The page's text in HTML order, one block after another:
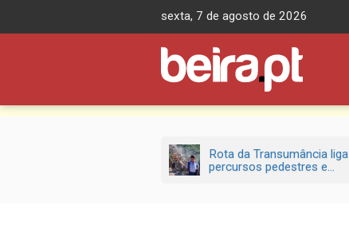
sexta, 7 de agosto de 2026
Rota da Transumância liga
percursos pedestres e...